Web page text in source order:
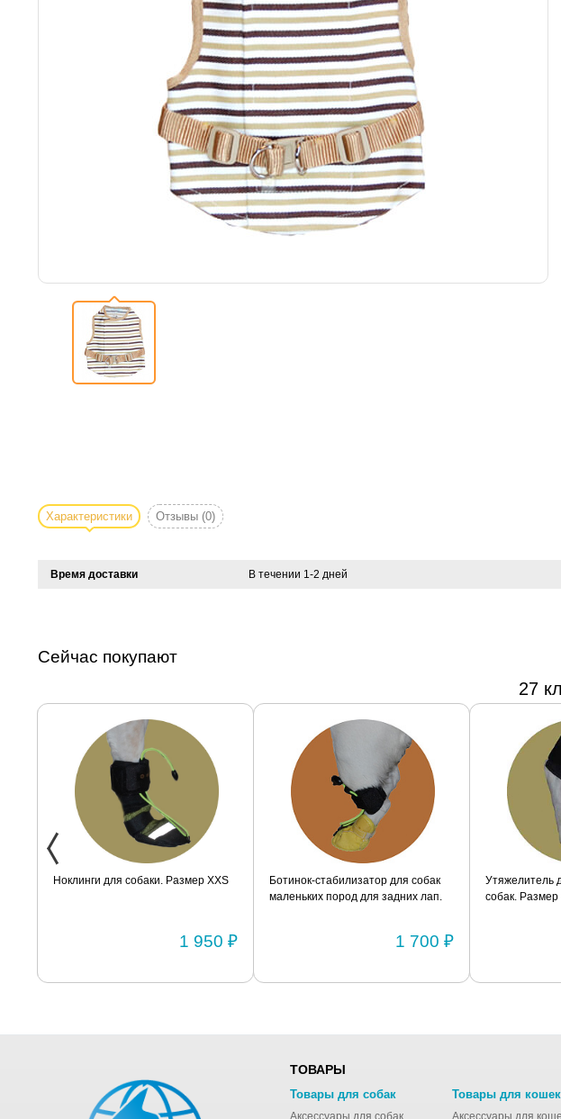
Характеристики Отзывы (0)
Время доставки В течении 1-2 дней
Сейчас покупают
27
Ноклинги для собаки. Размер XXS
1 950 ₽
Ботинок-стабилизатор для собак
маленьких пород для задних лап.
1 700 ₽
Утяжелитель
собак. Размер
ТОВАРЫ
Товары для собак
Аксессуары для собак
Товары для кошек
Аксессуары для